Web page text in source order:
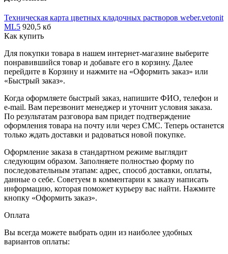
Техническая карта цветных кладочных растворов weber.vetonit
ML5 920,5 кб
Как купить
Для покупки товара в нашем интернет-магазине выберите
понравившийся товар и добавьте его в корзину. Далее
перейдите в Корзину и нажмите на «Оформить заказ» или
«Быстрый заказ».
Когда оформляете быстрый заказ, напишите ФИО, телефон и
e-mail. Вам перезвонит менеджер и уточнит условия заказа.
По результатам разговора вам придет подтверждение
оформления товара на почту или через СМС. Теперь останется
только ждать доставки и радоваться новой покупке.
Оформление заказа в стандартном режиме выглядит
следующим образом. Заполняете полностью форму по
последовательным этапам: адрес, способ доставки, оплаты,
данные о себе. Советуем в комментарии к заказу написать
информацию, которая поможет курьеру вас найти. Нажмите
кнопку «Оформить заказ».
Оплата
Вы всегда можете выбрать один из наиболее удобных
вариантов оплаты: